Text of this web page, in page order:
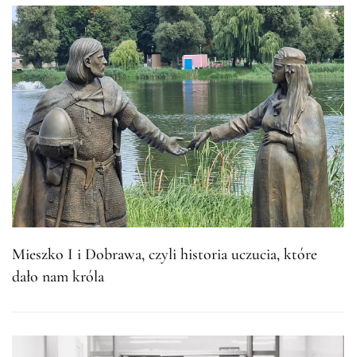
Mieszko I i Dobrawa, czyli historia uczucia, które
dało nam króla